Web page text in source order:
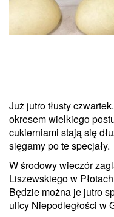
Już jutro tłusty
okresem wielkiego
cukierniami stają się
sięgamy po te specjały.
W środowy wieczór
Liszewskiego w
Będzie można je jutro
ulicy Niepodległości w